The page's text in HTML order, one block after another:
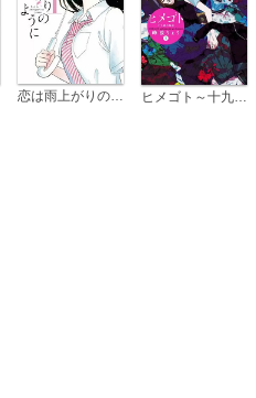
恋は雨上がりのように